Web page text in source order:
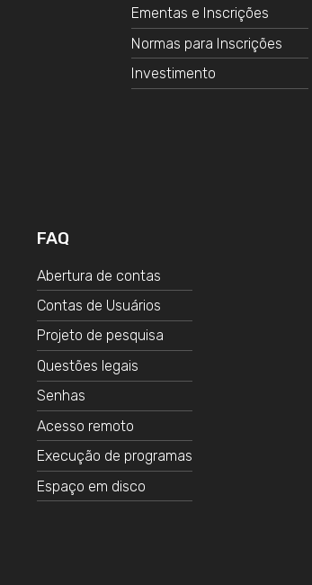
Ementas e Inscrições
Normas para Inscrições
Investimento
FAQ
Abertura de contas
Contas de Usuários
Projeto de pesquisa
Questões legais
Senhas
Acesso remoto
Execução de programas
Espaço em disco